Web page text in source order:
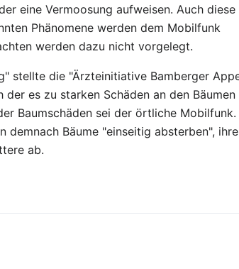
eine Vermoosung aufweisen. Auch diese
Phänomene werden dem Mobilfunk
werden dazu nicht vorgelegt.
stellte die "Ärzteinitiative Bamberger
es zu starken Schäden an den
Baumschäden sei der örtliche
demnach Bäume "einseitig absterben",
ab.